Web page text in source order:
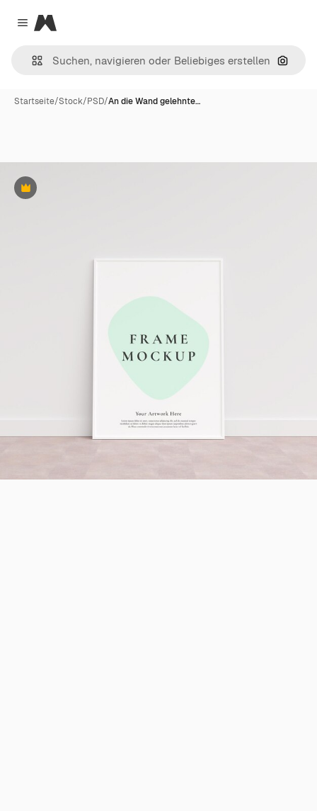
Close menu
Magnific
Nach
Startseite/Stock/PSD/An die Wand gelehnte…
Premium